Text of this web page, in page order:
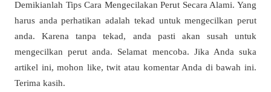
Demikianlah Tips Cara Mengecilakan Perut Secara Alami. Yang
harus anda perhatikan adalah tekad untuk mengecilkan perut
anda. Karena tanpa tekad, anda pasti akan susah untuk
mengecilkan perut anda. Selamat mencoba. Jika Anda suka
artikel ini, mohon like, twit atau komentar Anda di bawah ini.
Terima kasih.